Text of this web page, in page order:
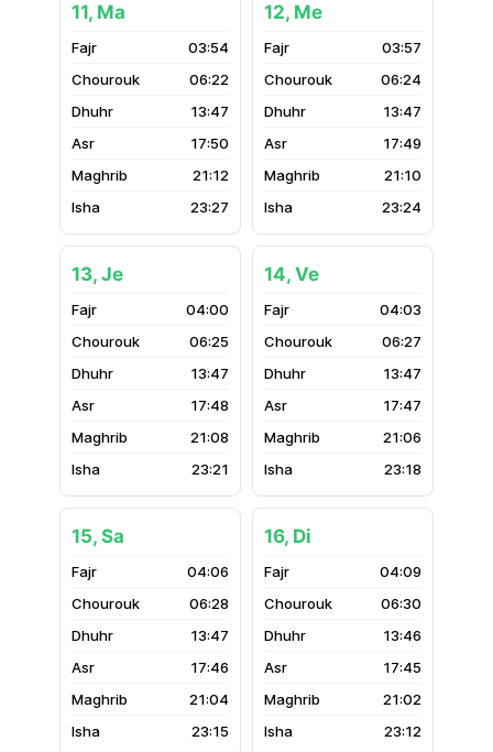
11, Ma
03:54
06:22
13:47
17:50
21:12
23:27
12, Me
03:57
06:24
13:47
17:49
21:10
23:24
13, Je
04:00
06:25
13:47
17:48
21:08
23:21
14, Ve
04:03
06:27
13:47
17:47
21:06
23:18
15, Sa
04:06
06:28
13:47
17:46
21:04
23:15
16, Di
04:09
06:30
13:46
17:45
21:02
23:12